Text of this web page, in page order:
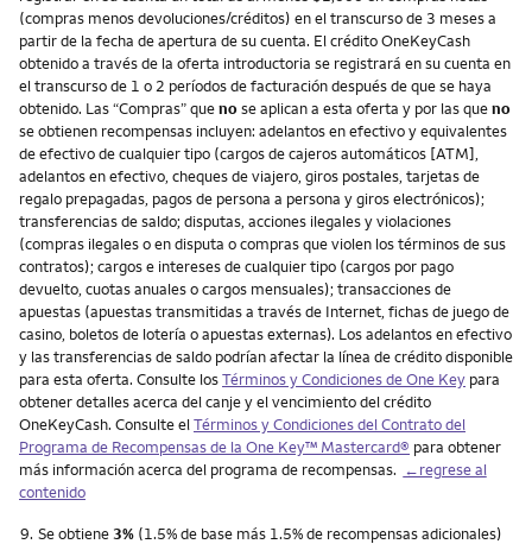
(compras menos devoluciones/créditos) en el transcurso de 3 meses a
partir de la fecha de apertura de su cuenta. El crédito OneKeyCash
obtenido a través de la oferta introductoria se registrará en su cuenta en
el transcurso de 1 o 2 períodos de facturación después de que se haya
obtenido. Las “Compras” quenose aplican a esta oferta y por las queno
se obtienen recompensas incluyen: adelantos en efectivo y equivalentes
de efectivo de cualquier tipo (cargos de cajeros automáticos [ATM],
adelantos en efectivo, cheques de viajero, giros postales, tarjetas de
regalo prepagadas, pagos de persona a persona y giros electrónicos);
transferencias de saldo; disputas, acciones ilegales y violaciones
(compras ilegales o en disputa o compras que violen los términos de sus
contratos); cargos e intereses de cualquier tipo (cargos por pago
devuelto, cuotas anuales o cargos mensuales); transacciones de
apuestas (apuestas transmitidas a través de Internet, fichas de juego de
casino, boletos de lotería o apuestas externas). Los adelantos en efectivo
y las transferencias de saldo podrían afectar la línea de crédito disponible
para esta oferta. Consulte losTérminos y Condiciones de One Key para
obtener detalles acerca del canje y el vencimiento del crédito
OneKeyCash. Consulte elTérminos y Condiciones del Contrato del
Programa de Recompensas de la One Key™ Mastercard® para obtener
más información acerca del programa de recompensas. ←regrese al
contenido
Nota
9. Se obtiene 3% (1.5% de base más 1.5% de recompensas adicionales)